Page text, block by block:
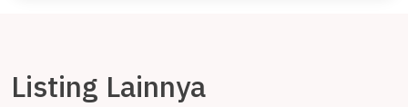
Listing Lainnya